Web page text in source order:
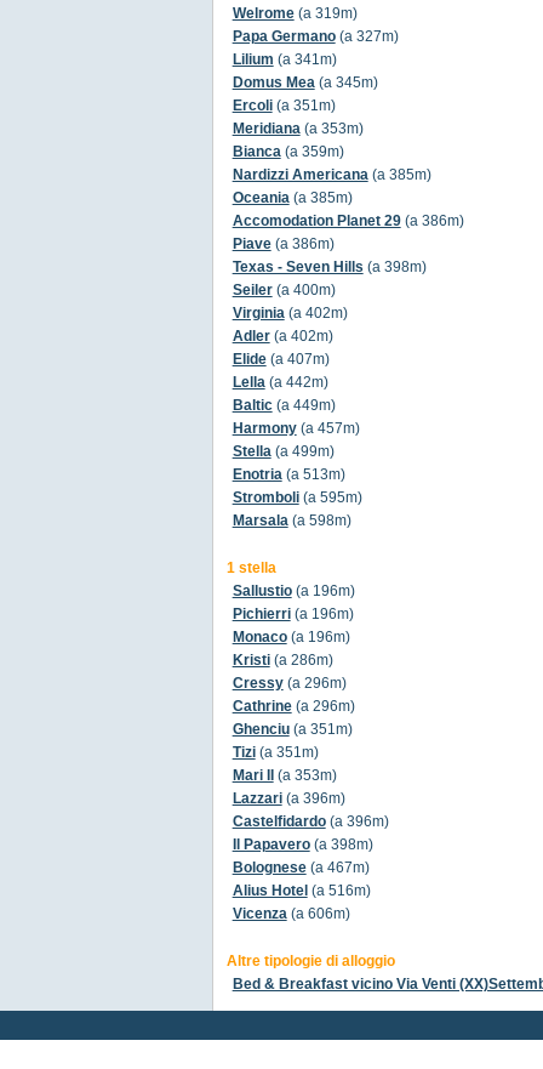
Welrome(a 319m)
Papa Germano(a 327m)
Lilium (a 341m)
Domus Mea(a 345m)
Ercoli(a 351m)
Meridiana(a 353m)
Bianca(a 359m)
Nardizzi Americana(a 385m)
Oceania(a 385m)
Accomodation Planet 29(a 386m)
Piave(a 386m)
Texas - Seven Hills (a 398m)
Seiler(a 400m)
Virginia(a 402m)
Adler(a 402m)
Elide(a 407m)
Lella(a 442m)
Baltic(a 449m)
Harmony(a 457m)
Stella(a 499m)
Enotria(a 513m)
Stromboli(a 595m)
Marsala(a 598m)
1 stella
Sallustio(a 196m)
Pichierri(a 196m)
Monaco(a 196m)
Kristi(a 286m)
Cressy(a 296m)
Cathrine(a 296m)
Ghenciu(a 351m)
Tizi(a 351m)
Mari II
(a 353m)
Lazzari(a 396m)
Castelfidardo(a 396m)
Il Papavero(a 398m)
Bolognese(a 467m)
Alius Hotel (a 516m)
Vicenza(a 606m)
Altre tipologie di alloggio
Bed & Breakfast vicino Via Venti